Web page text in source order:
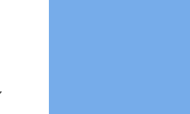
Windgeschwindigkeiten in 3h